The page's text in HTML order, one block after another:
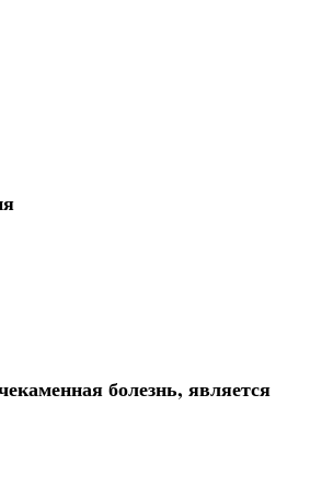
болезнь, является